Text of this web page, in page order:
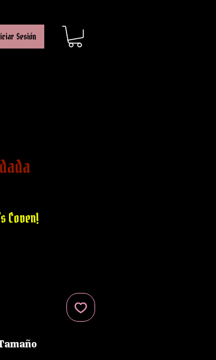
Sesión
Coven!